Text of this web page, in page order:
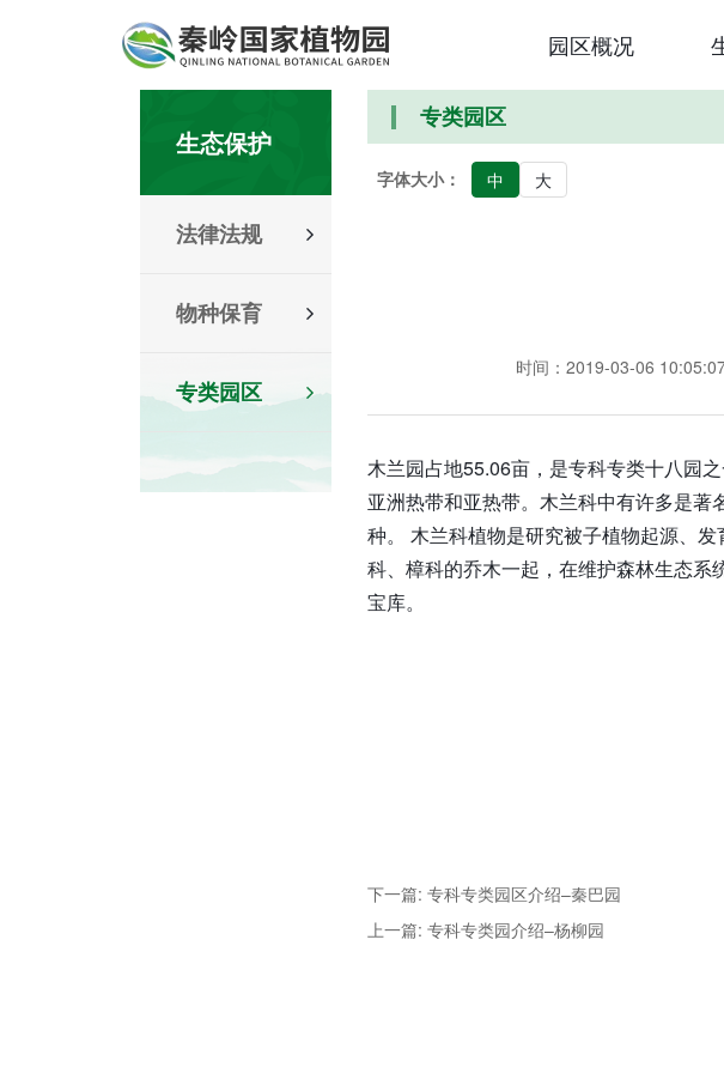
园区概况
生态保护
法律法规
物种保育
专类园区
专类园区
字体大小： 中 大
时间：2019-03-06
木兰园占地55.06亩，是专科专类十八园
亚洲热带和亚热带。木兰科中有许多是
种。 木兰科植物是研究被子植物起源、
科、樟科的乔木一起，在维护森林生态
宝库。
下一篇: 专科专类园区介绍–秦巴园
上一篇: 专科专类园介绍–杨柳园